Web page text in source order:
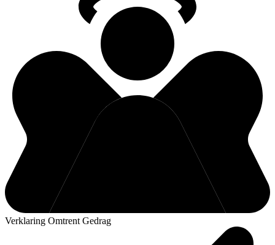
Verklaring Omtrent Gedrag